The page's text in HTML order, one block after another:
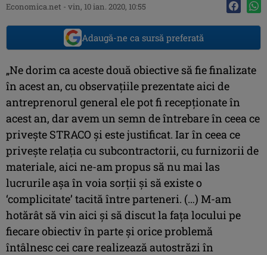
Economica.net - vin, 10 ian. 2020, 10:55
Adaugă-ne ca sursă preferată
„Ne dorim ca aceste două obiective să fie finalizate
în acest an, cu observaţiile prezentate aici de
antreprenorul general ele pot fi recepţionate în
acest an, dar avem un semn de întrebare în ceea ce
priveşte STRACO şi este justificat. Iar în ceea ce
priveşte relaţia cu subcontractorii, cu furnizorii de
materiale, aici ne-am propus să nu mai las
lucrurile aşa în voia sorţii şi să existe o
‘complicitate’ tacită între parteneri. (…) M-am
hotărât să vin aici şi să discut la faţa locului pe
fiecare obiectiv în parte şi orice problemă
întâlnesc cei care realizează autostrăzi în